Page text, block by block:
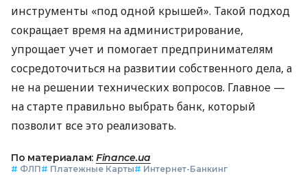
инструменты «под одной крышей». Такой подход
сокращает время на администрирование,
упрощает учет и помогает предпринимателям
сосредоточиться на развитии собственного дела, а
не на решении технических вопросов. Главное —
на старте правильно выбрать банк, который
позволит все это реализовать.
По материалам: Finance.ua
# ФЛП# Платежные Карты# Интернет-Банкинг